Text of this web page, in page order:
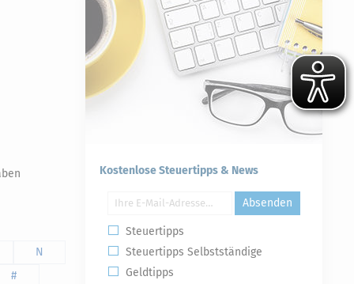
N
#
Kostenlose Steuertipps & News
Absenden
Steuertipps
Steuertipps Selbstständige
Geldtipps